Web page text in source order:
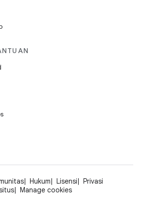
Hukum Lisensi
Privasi
Manage cookies